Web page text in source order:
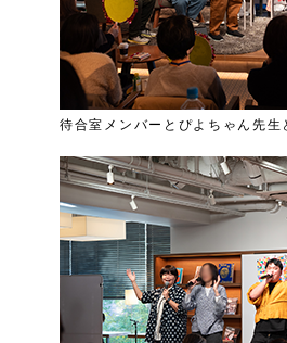
待合室メンバーとぴよちゃん先